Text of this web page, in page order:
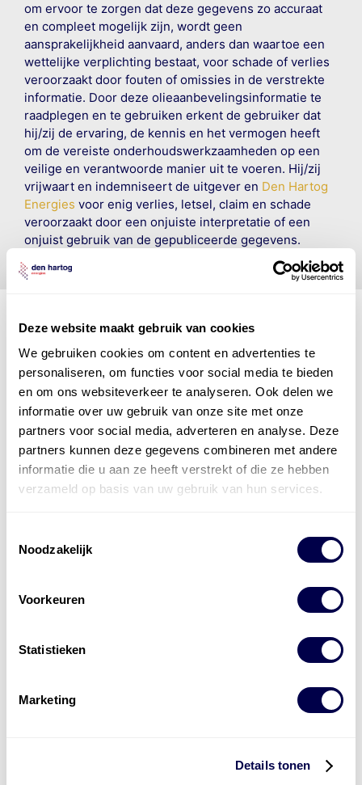
Deze website maakt gebruik van cookies
We gebruiken cookies om content en advertenties te
personaliseren, om functies voor social media te bieden
en om ons websiteverkeer te analyseren. Ook delen we
informatie over uw gebruik van onze site met onze
partners voor social media, adverteren en analyse. Deze
partners kunnen deze gegevens combineren met andere
informatie die u aan ze heeft verstrekt of die ze hebben
verzameld op basis van uw gebruik van hun services.
Noodzakelijk
Voorkeuren
Statistieken
Marketing
Details tonen
om ervoor te zorgen dat deze gegevens zo accuraat
en compleet mogelijk zijn, wordt geen
aansprakelijkheid aanvaard, anders dan waartoe een
wettelijke verplichting bestaat, voor schade of verlies
veroorzaakt door fouten of omissies in de verstrekte
informatie. Door deze olieaanbevelingsinformatie te
raadplegen en te gebruiken erkent de gebruiker dat
hij/zij de ervaring, de kennis en het vermogen heeft
om de vereiste onderhoudswerkzaamheden op een
veilige en verantwoorde manier uit te voeren. Hij/zij
vrijwaart en indemniseert de uitgever en Den Hartog
Energies voor enig verlies, letsel, claim en schade
veroorzaakt door een onjuiste interpretatie of een
onjuist gebruik van de gepubliceerde gegevens.
Den Hartog Energies
bestaat uit vier divisies